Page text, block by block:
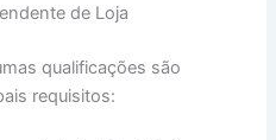
de Loja
qualificações são
requisitos: